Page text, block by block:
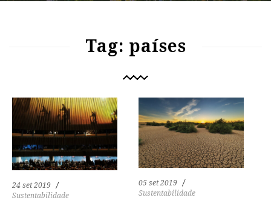
Tag: países
24 set 2019
Sustentabilidade
05 set 2019
Sustentabilidade